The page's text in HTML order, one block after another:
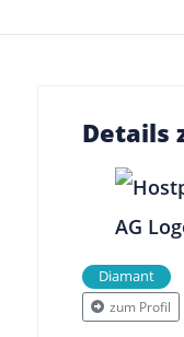
Details
Diamant
zum Profil